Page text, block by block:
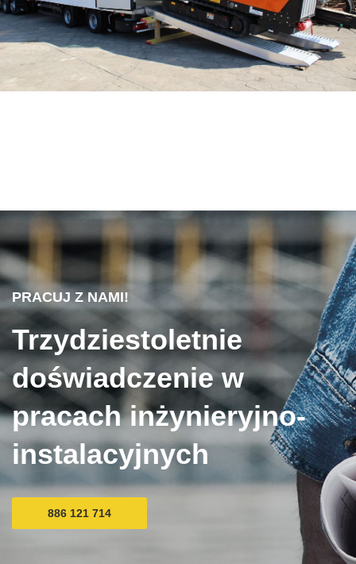
PRACUJ Z NAMI!
Trzydziestoletnie
doświadczenie w
pracach inżynieryjno-
instalacyjnych
886 121 714